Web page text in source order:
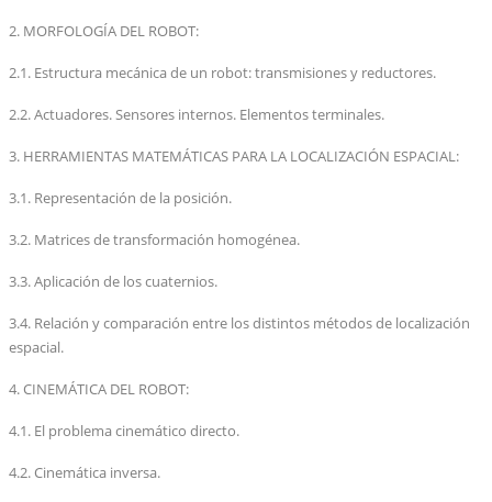
2. MORFOLOGÍA DEL ROBOT:
2.1. Estructura mecánica de un robot: transmisiones y reductores.
2.2. Actuadores. Sensores internos. Elementos terminales.
3. HERRAMIENTAS MATEMÁTICAS PARA LA LOCALIZACIÓN ESPACIAL:
3.1. Representación de la posición.
3.2. Matrices de transformación homogénea.
3.3. Aplicación de los cuaternios.
3.4. Relación y comparación entre los distintos métodos de localización
espacial.
4. CINEMÁTICA DEL ROBOT:
4.1. El problema cinemático directo.
4.2. Cinemática inversa.